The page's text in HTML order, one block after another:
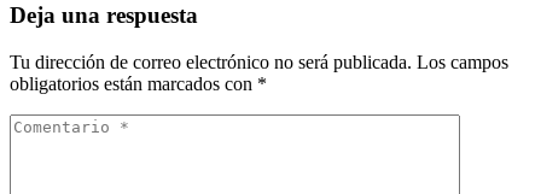
Deja una respuesta
Tu dirección de correo electrónico no será publicada. Los campos
obligatorios están marcados con *